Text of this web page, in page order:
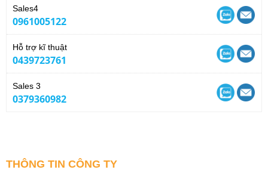
Sales4
0961005122
Hỗ trợ kĩ thuật
0439723761
Sales 3
0379360982
THÔNG TIN CÔNG TY